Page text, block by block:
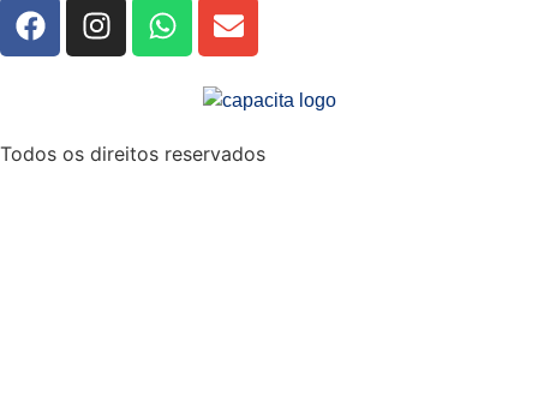
Todos os direitos reservados